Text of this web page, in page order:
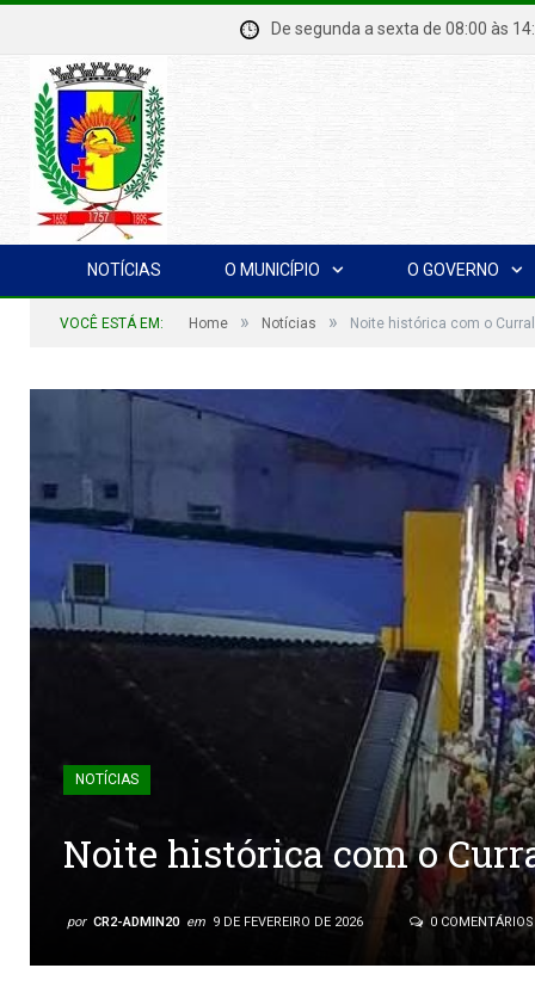
De segunda a sexta de 08:00
NOTÍCIAS O MUNICÍPIO O GOVERNO
VOCÊ ESTÁ EM: Home » Notícias » Noite histórica com o
NOTÍCIAS
Noite histórica com o
por CR2-ADMIN20 em 9 DE FEVEREIRO DE 2026 0 COMENTÁRIOS